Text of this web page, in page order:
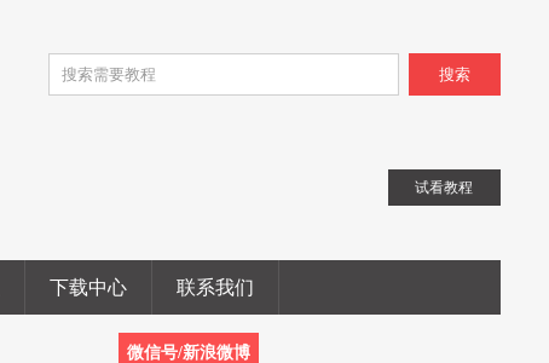
搜索
试看教程
下载中心 联系我们
微信号/新浪微博